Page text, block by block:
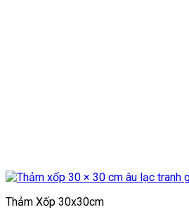
Thảm Xốp 30x30cm